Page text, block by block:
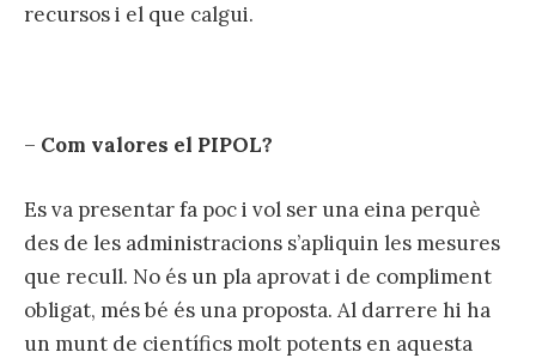
recursos i el que calgui.
– Com valores el PIPOL?
Es va presentar fa poc i vol ser una eina perquè
des de les administracions s’apliquin les mesures
que recull. No és un pla aprovat i de compliment
obligat, més bé és una proposta. Al darrere hi ha
un munt de científics molt potents en aquesta